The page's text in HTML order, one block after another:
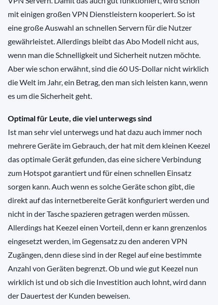
mit einigen großen VPN Dienstleistern kooperiert. So ist
eine große Auswahl an schnellen Servern für die Nutzer
gewährleistet. Allerdings bleibt das Abo Modell nicht aus,
wenn man die Schnelligkeit und Sicherheit nutzen möchte.
Aber wie schon erwähnt, sind die 60 US-Dollar nicht wirklich
die Welt im Jahr, ein Betrag, den man sich leisten kann, wenn
es um die Sicherheit geht.
Optimal für Leute, die viel unterwegs sind
Ist man sehr viel unterwegs und hat dazu auch immer noch
mehrere Geräte im Gebrauch, der hat mit dem kleinen Keezel
das optimale Gerät gefunden, das eine sichere Verbindung
zum Hotspot garantiert und für einen schnellen Einsatz
sorgen kann. Auch wenn es solche Geräte schon gibt, die
direkt auf das internetbereite Gerät konfiguriert werden und
nicht in der Tasche spazieren getragen werden müssen.
Allerdings hat Keezel einen Vorteil, denn er kann grenzenlos
eingesetzt werden, im Gegensatz zu den anderen VPN
Zugängen, denn diese sind in der Regel auf eine bestimmte
Anzahl von Geräten begrenzt. Ob und wie gut Keezel nun
wirklich ist und ob sich die Investition auch lohnt, wird dann
der Dauertest der Kunden beweisen.